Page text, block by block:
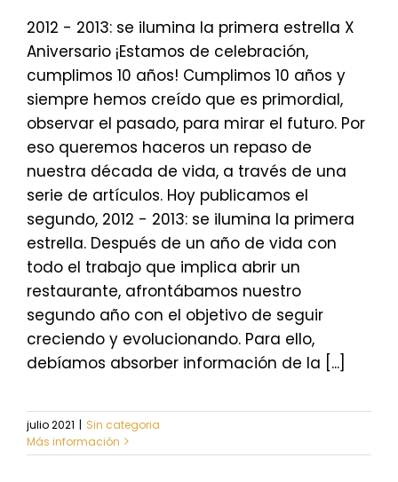
2012 - 2013: se ilumina la primera estrella X
Aniversario ¡Estamos de celebración,
cumplimos 10 años! Cumplimos 10 años y
siempre hemos creído que es primordial,
observar el pasado, para mirar el futuro. Por
eso queremos haceros un repaso de
nuestra década de vida, a través de una
serie de artículos. Hoy publicamos el
segundo, 2012 - 2013: se ilumina la primera
estrella. Después de un año de vida con
todo el trabajo que implica abrir un
restaurante, afrontábamos nuestro
segundo año con el objetivo de seguir
creciendo y evolucionando. Para ello,
debíamos absorber información de la [...]
julio 2021 | Sin categoria
Más información